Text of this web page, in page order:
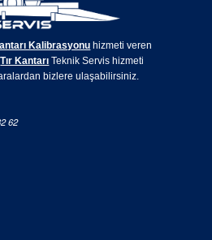
Kalibrasyonu hizmeti veren
Tır Kantarı Teknik Servis hizmeti
bizlere ulaşabilirsiniz.
62